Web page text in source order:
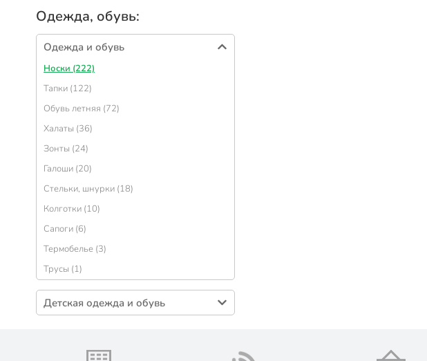
Одежда, обувь:
Одежда и обувь
Носки (222)
Тапки (122)
Обувь летняя (72)
Халаты (36)
Зонты (24)
Галоши (20)
Стельки, шнурки (18)
Колготки (10)
Сапоги (6)
Термобелье (3)
Трусы (1)
Детская одежда и обувь